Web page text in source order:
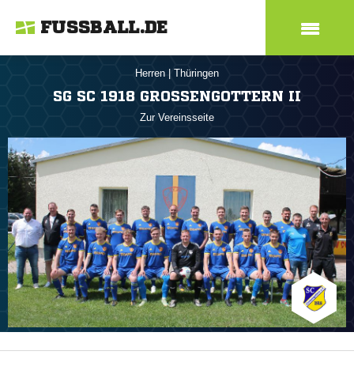
FUSSBALL.DE
Herren Thüringen
SG SC 1918 GROSSENGOTTERN II
Zur Vereinsseite